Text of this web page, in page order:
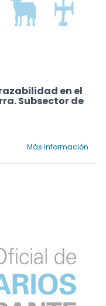
en el
Subsector de
Más información